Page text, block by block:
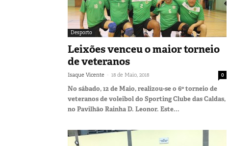
Desporto
Leixões venceu o maior torneio
de veteranos
Isaque Vicente - 18 de Maio, 2018 0
No sábado, 12 de Maio, realizou-se o 6º torneio de
veteranos de voleibol do Sporting Clube das Caldas,
no Pavilhão Rainha D. Leonor. Este...